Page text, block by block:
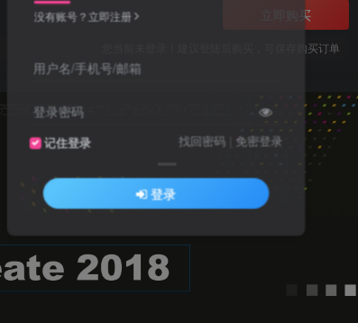
立即购买
您当前未登录！建议登陆后购买，可保存购买订单
没有账号？立即注册
用户名/手机号/邮箱
登录密码
记住登录 找回密码 免密登录
登录